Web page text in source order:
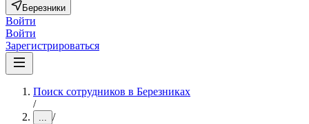
Березники
Войти
Войти
Зарегистрироваться
Поиск сотрудников в Березниках
/
... /